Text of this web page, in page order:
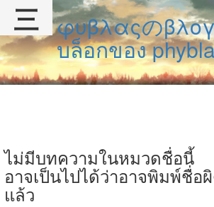
φυβλαςの
บล็อกของ
ไม่มีบทความในหมวดชื่อนี้
อาจเป็นไปได้ว่าอาจพิมพ์ชื่อ
แล้ว
三